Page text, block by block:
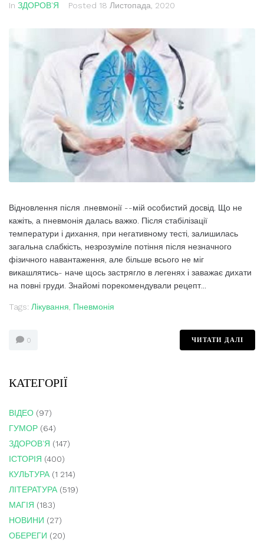
In ЗДОРОВ'Я Posted 18 Листопада, 2020
Відновлення після .пневмонії --мій особистий досвід. Що не
кажіть, а пневмонія далась важко. Після стабілізації
температури і дихання, при негативному тесті, залишилась
загальна слабкість, незрозуміле потіння після незначного
фізичного навантаження, але більше всього не міг
викашлятись- наче щось застрягло в легенях і заважає дихати
на повні груди. Знайомі порекомендували рецепт...
Tags: Лікування, Пневмонія
0 ЧИТАТИ ДАЛІ
КАТЕГОРІЇ
ВІДЕО (97)
ГУМОР (64)
ЗДОРОВ'Я (147)
ІСТОРІЯ (400)
КУЛЬТУРА(1 214)
ЛІТЕРАТУРА(519)
МАГІЯ (183)
НОВИНИ (27)
ОБЕРЕГИ (20)